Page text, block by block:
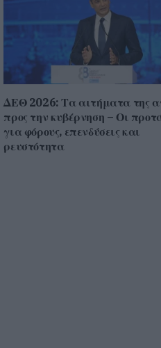
ΔΕΘ 2026: Τα αιτήματα της
προς την κυβέρνηση – Οι
για φόρους, επενδύσεις και
ρευστότητα